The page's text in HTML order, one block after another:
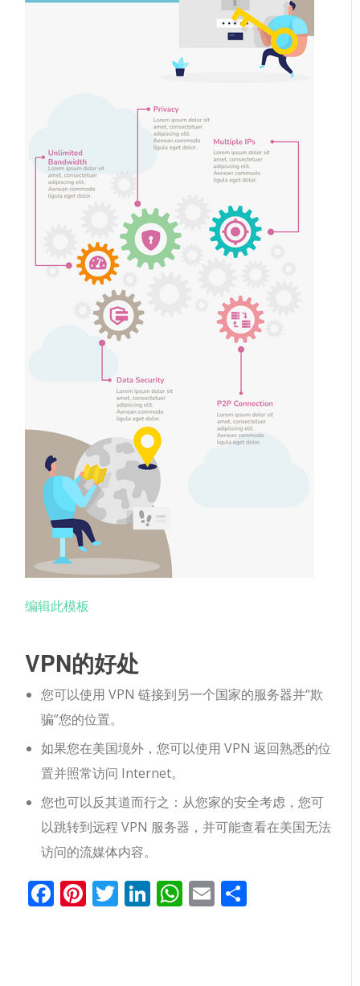
编辑此模板
VPN的好处
您可以使用 VPN 链接到另一个国家的服务器并“欺
骗”您的位置。
如果您在美国境外，您可以使用 VPN 返回熟悉的位
置并照常访问 Internet。
您也可以反其道而行之：从您家的安全考虑，您可
以跳转到远程 VPN 服务器，并可能查看在美国无法
访问的流媒体内容。
Facebook
Pinterest
Twitter
LinkedIn
WhatsApp
Email